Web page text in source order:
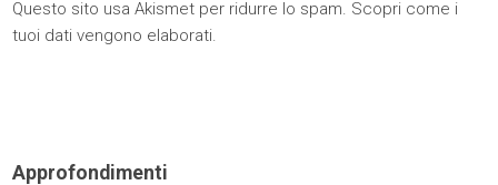
Questo sito usa Akismet per ridurre lo spam. Scopri come i
tuoi dati vengono elaborati.
Approfondimenti